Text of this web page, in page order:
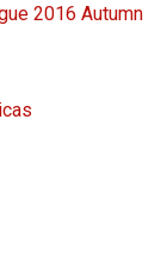
2016 Autumn